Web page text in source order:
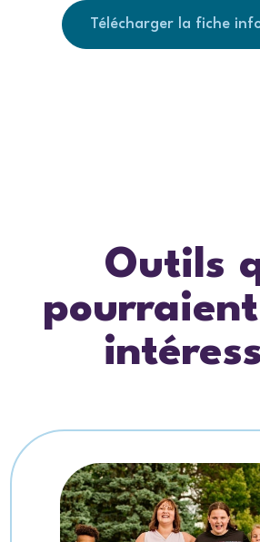
Télécharger la fiche
Outils